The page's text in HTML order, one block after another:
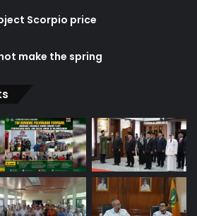
Scorpio price
make the spring